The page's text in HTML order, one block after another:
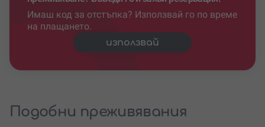
Имаш код за отстъпка? Използвай го по време
на плащането.
използвай
Подобни преживявания